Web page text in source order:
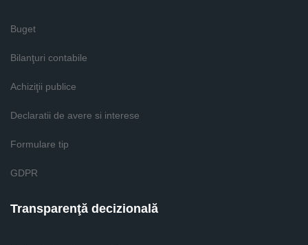
Buget
Bilanţuri contabile
Achiziţii publice
Declaratii de avere si interese
Formulare tip
GDPR
Transparenţă decizională